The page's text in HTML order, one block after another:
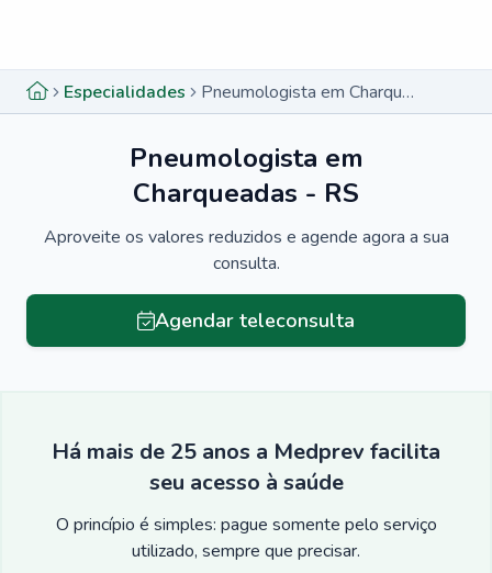
Especialidades Pneumologista em Charqueadas - RS
Pneumologista em
Charqueadas - RS
Aproveite os valores reduzidos e agende agora a sua
consulta.
Agendar teleconsulta
Há mais de 25 anos a Medprev facilita
seu acesso à saúde
O princípio é simples: pague somente pelo serviço
utilizado, sempre que precisar.